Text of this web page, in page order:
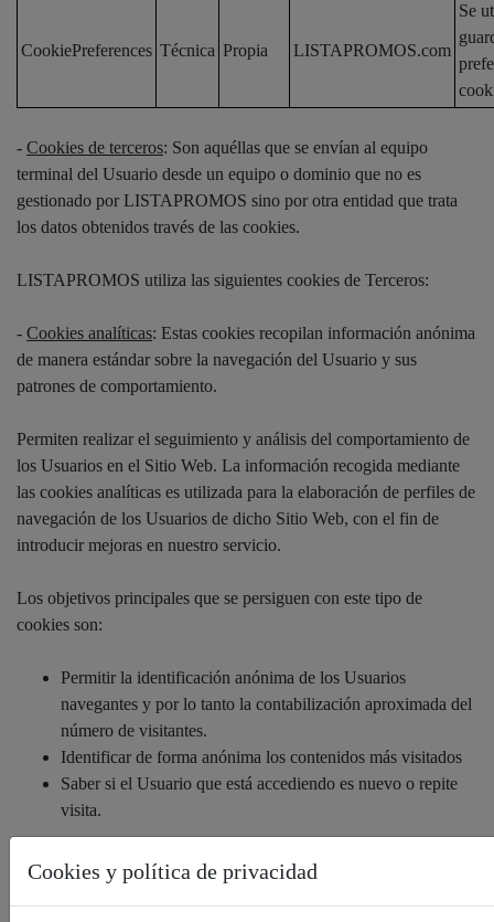
CookiePreferences Técnica Propia LISTAPROMOS.com
Se
- Cookies de terceros: Son aquéllas que se envían al equipo
terminal del Usuario desde un equipo o dominio que no es
gestionado por LISTAPROMOS sino por otra entidad que trata
los datos obtenidos través de las cookies.
LISTAPROMOS utiliza las siguientes cookies de Terceros:
- Cookies analíticas: Estas cookies recopilan información anónima
de manera estándar sobre la navegación del Usuario y sus
patrones de comportamiento.
Permiten realizar el seguimiento y análisis del comportamiento de
los Usuarios en el Sitio Web. La información recogida mediante
las cookies analíticas es utilizada para la elaboración de perfiles de
navegación de los Usuarios de dicho Sitio Web, con el fin de
introducir mejoras en nuestro servicio.
Los objetivos principales que se persiguen con este tipo de
cookies son:
Permitir la identificación anónima de los Usuarios
navegantes y por lo tanto la contabilización aproximada del
número de visitantes.
Identificar de forma anónima los contenidos más visitados
Saber si el Usuario que está accediendo es nuevo o repite
visita.
A continuación, se detallan las cookies analíticas que se utilizan en
el Sitio Web:
Cookies y política de privacidad